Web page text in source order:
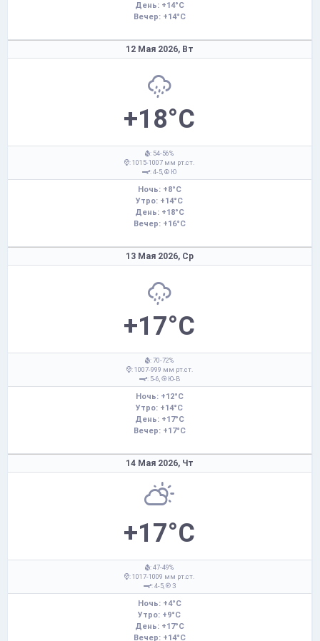
День: +14°C
Вечер: +14°C
12 Мая 2026, Вт
+18°C
: 54-56%
: 1015-1007 мм рт.ст.
: 4-5,
Ю
Ночь: +8°C
Утро: +14°C
День: +18°C
Вечер: +16°C
13 Мая 2026, Ср
+17°C
: 70-72%
: 1007-999 мм рт.ст.
: 5-6,
Ю-В
Ночь: +12°C
Утро: +14°C
День: +17°C
Вечер: +17°C
14 Мая 2026, Чт
+17°C
: 47-49%
: 1017-1009 мм рт.ст.
: 4-5,
З
Ночь: +4°C
Утро: +9°C
День: +17°C
Вечер: +14°C